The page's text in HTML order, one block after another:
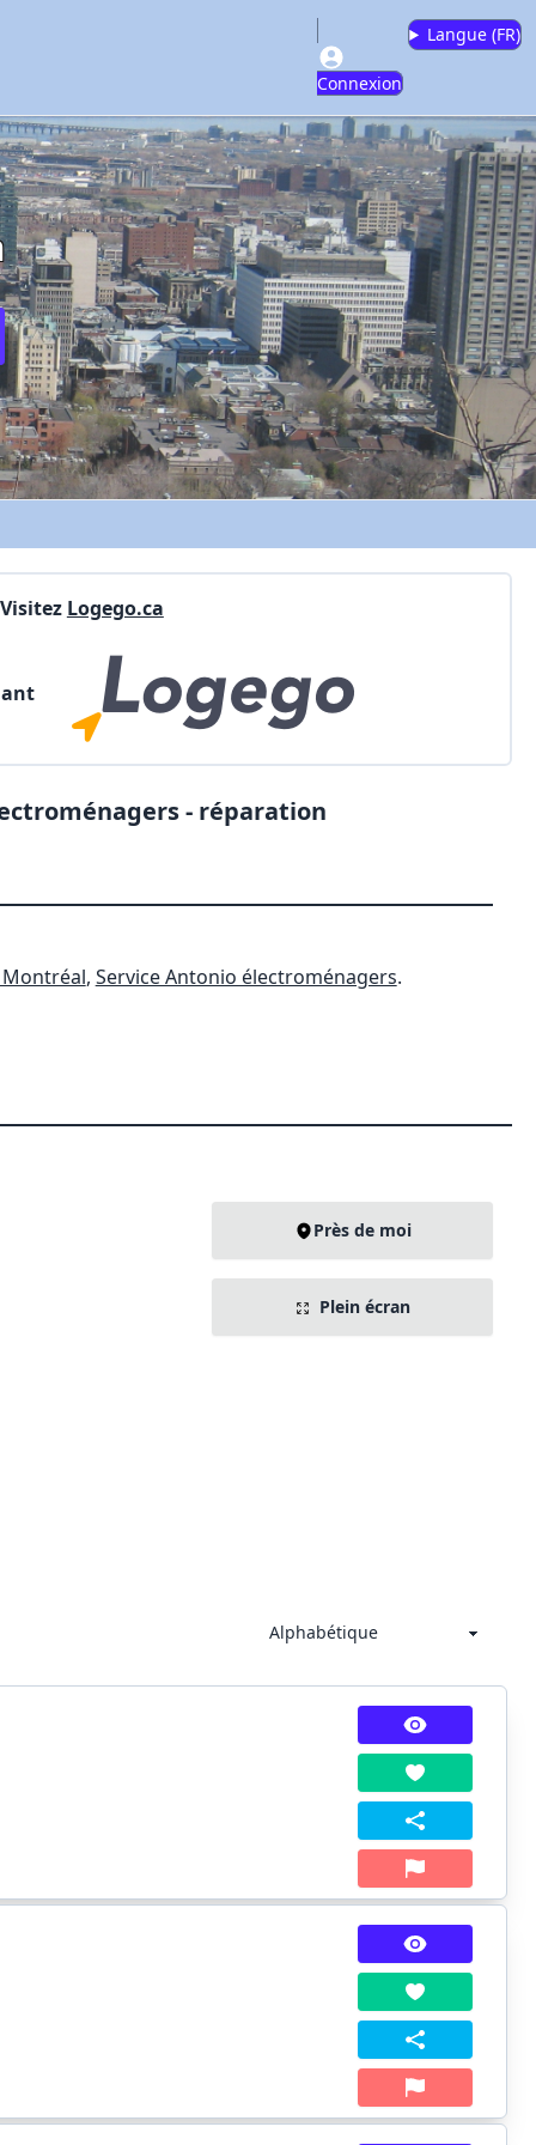
Connexion
Langue (FR)
Logego.ca
- réparation
, Service Antonio électroménagers.
Près de moi
Plein écran